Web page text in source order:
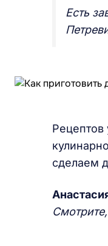
Есть
Рецептов
сделаем